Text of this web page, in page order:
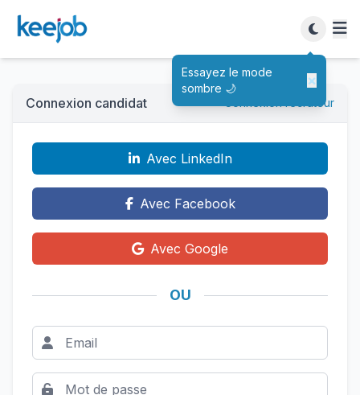
Essayez le mode
sombre 🌙
×
Connexion candidat Connexion recruteur
Avec LinkedIn
Avec Facebook
Avec Google
OU